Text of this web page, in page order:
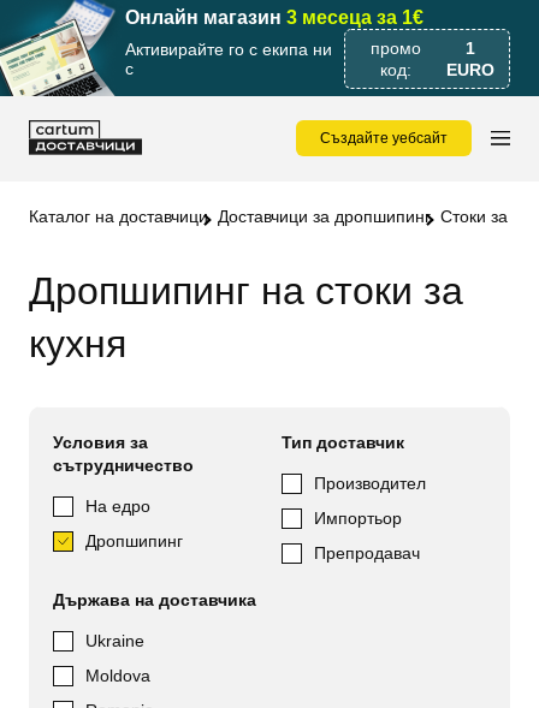
Онлайн магазин 3 месеца за 1€
Активирайте го с екипа ни
с
промо
код:
1
EURO
Създайте уебсайт
Каталог на доставчици Доставчици за дропшипинг Стоки за
Дропшипинг на стоки за
кухня
Условия за
сътрудничество
На едро
Дропшипинг
Тип доставчик
Производител
Импортьор
Препродавач
Държава на доставчика
Ukraine
Moldova